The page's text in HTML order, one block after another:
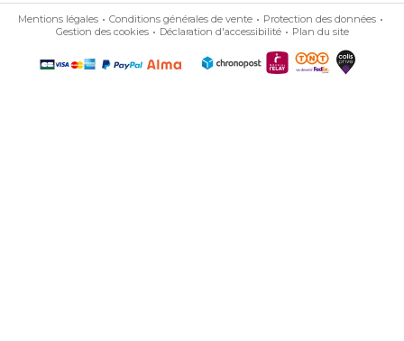
Mentions légales Conditions générales de vente
Protection des données
Gestion des cookies
Déclaration d'accessibilité Plan du site